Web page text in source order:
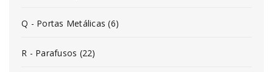
Q - Portas Metálicas (6)
R - Parafusos (22)